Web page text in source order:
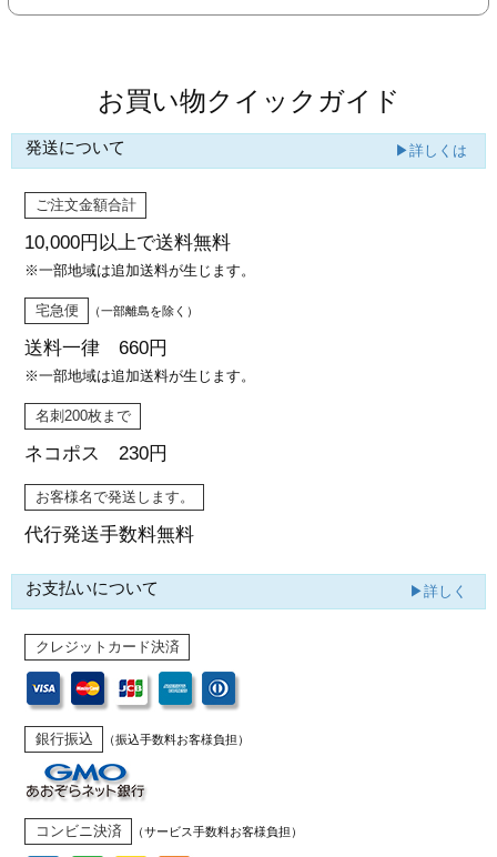
お買い物クイックガイド
発送について ▶詳しくは
ご注文金額合計
10,000円以上で送料無料
※一部地域は追加送料が生じます。
宅急便 （一部離島を除く）
送料一律 660円
※一部地域は追加送料が生じます。
名刺200枚まで
ネコポス 230円
お客様名で発送します。
代行発送手数料無料
お支払いについて ▶詳しく
クレジットカード決済
銀行振込 （振込手数料お客様負担）
コンビニ決済 （サービス手数料お客様負担）